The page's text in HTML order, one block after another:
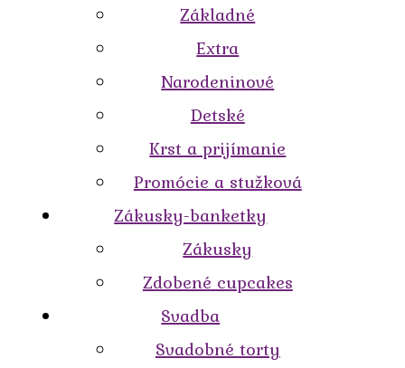
Základné
Extra
Narodeninové
Detské
Krst a prijímanie
Promócie a stužková
Zákusky-banketky
Zákusky
Zdobené cupcakes
Svadba
Svadobné torty